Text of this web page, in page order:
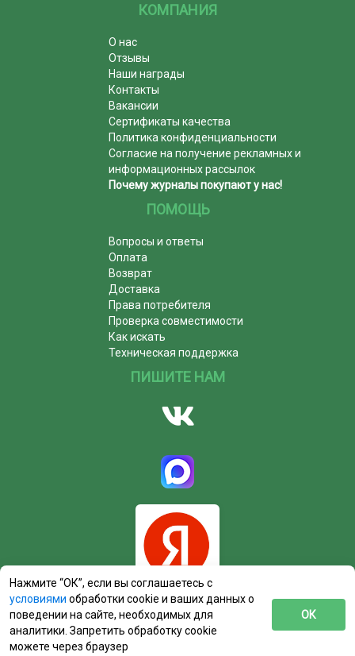
КОМПАНИЯ
О нас
Отзывы
Наши награды
Контакты
Вакансии
Сертификаты качества
Политика конфиденциальности
Согласие на получение рекламных и
информационных рассылок
Почему журналы покупают у нас!
ПОМОЩЬ
Вопросы и ответы
Оплата
Возврат
Доставка
Права потребителя
Проверка совместимости
Как искать
Техническая поддержка
ПИШИТЕ НАМ
Нажмите “ОК”, если вы соглашаетесь с
условиями обработки cookie и ваших данных о
поведении на сайте, необходимых для
аналитики. Запретить обработку cookie
можете через браузер
ОК